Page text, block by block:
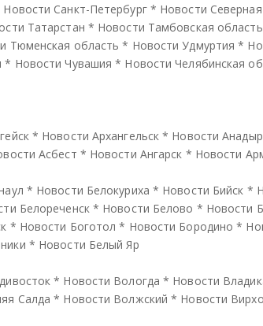
Новости Санкт-Петербург* Новости
Татарстан * Новости Тамбовская область
Тюменская область * Новости Удмуртия *
* Новости Чувашия * Новости Челябинская
* Новости Архангельск * Новости
Асбест * Новости Ангарск * Новости
* Новости Белокуриха * Новости Бийск *
Белореченск* Новости Белово * Новости
* Новости Боготол * Новости Бородино *
* Новости Белый Яр
* Новости Вологда * Новости
Салда * Новости Волжский * Новости